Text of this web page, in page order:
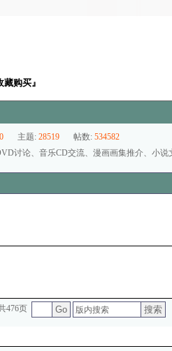
藏购买』
0 主题: 28519 帖数: 534582
讨论、音乐CD交流、漫画画集推介、小
476页 Go 搜索